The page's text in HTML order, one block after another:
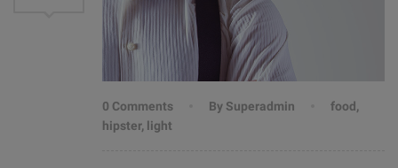
0 Comments By Superadmin food,
hipster, light